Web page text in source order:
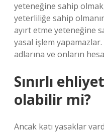
yeteneğine sahip
yeterliliğe sahip
ayırt etme yeteneğine
yasal işlem
adlarına ve onların
Sınırlı
olabilir mi?
Ancak katı yasaklar